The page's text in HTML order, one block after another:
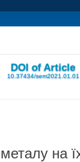
DOI of Article
10.37434/sem2021.01.01
на